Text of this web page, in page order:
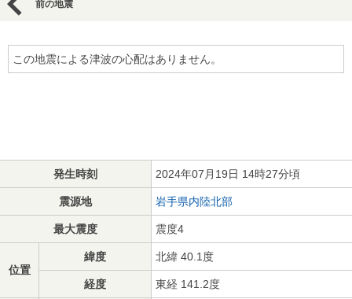
前の地震
この地震による津波の心配はありません。
発生時刻 2024年07月19日 14時27分頃
震源地 岩手県内陸北部
最大震度 震度4
位置
緯度 北緯 40.1度
経度 東経 141.2度